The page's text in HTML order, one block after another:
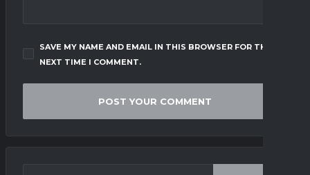
SAVE MY NAME AND EMAIL IN THIS BROWSER FOR THE
NEXT TIME I COMMENT.